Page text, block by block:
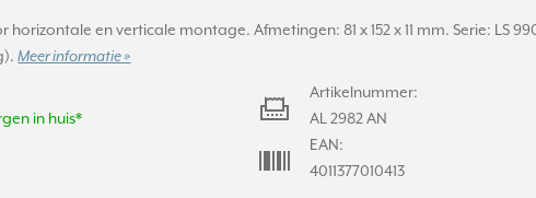
en verticale montage. Afmetingen: 81 x 152 x 11 mm. Serie: LS
Meer informatie »
in huis*
Artikelnummer:
AL 2982 AN
EAN:
4011377010413